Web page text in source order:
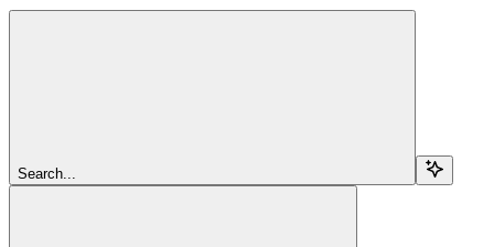
Search...